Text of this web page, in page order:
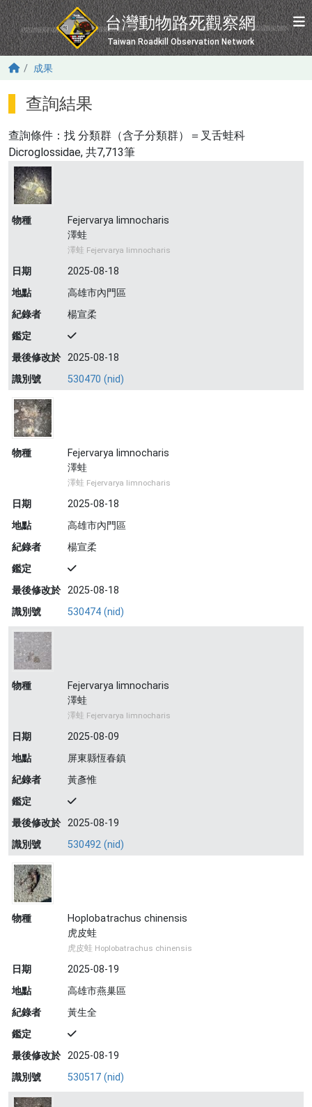
移至主內容
台灣動物路死觀察網
Taiwan Roadkill Observation Network
成果
查詢結果
查詢條件：找 分類群（含子分類群）＝叉舌蛙科
Dicroglossidae, 共7,713筆
物種
Fejervarya limnocharis
澤蛙
澤蛙 Fejervarya limnocharis
日期
2025-08-18
地點
高雄市內門區
紀錄者
楊宣柔
鑑定
最後修改於 2025-08-18
識別號
530470 (nid)
物種
Fejervarya limnocharis
澤蛙
澤蛙 Fejervarya limnocharis
日期
2025-08-18
地點
高雄市內門區
紀錄者
楊宣柔
鑑定
最後修改於 2025-08-18
識別號
530474 (nid)
物種
Fejervarya limnocharis
澤蛙
澤蛙 Fejervarya limnocharis
日期
2025-08-09
地點
屏東縣恆春鎮
紀錄者
黃彥惟
鑑定
最後修改於 2025-08-19
識別號
530492 (nid)
物種
Hoplobatrachus chinensis
虎皮蛙
虎皮蛙 Hoplobatrachus chinensis
日期
2025-08-19
地點
高雄市燕巢區
紀錄者
黃生全
鑑定
最後修改於 2025-08-19
識別號
530517 (nid)